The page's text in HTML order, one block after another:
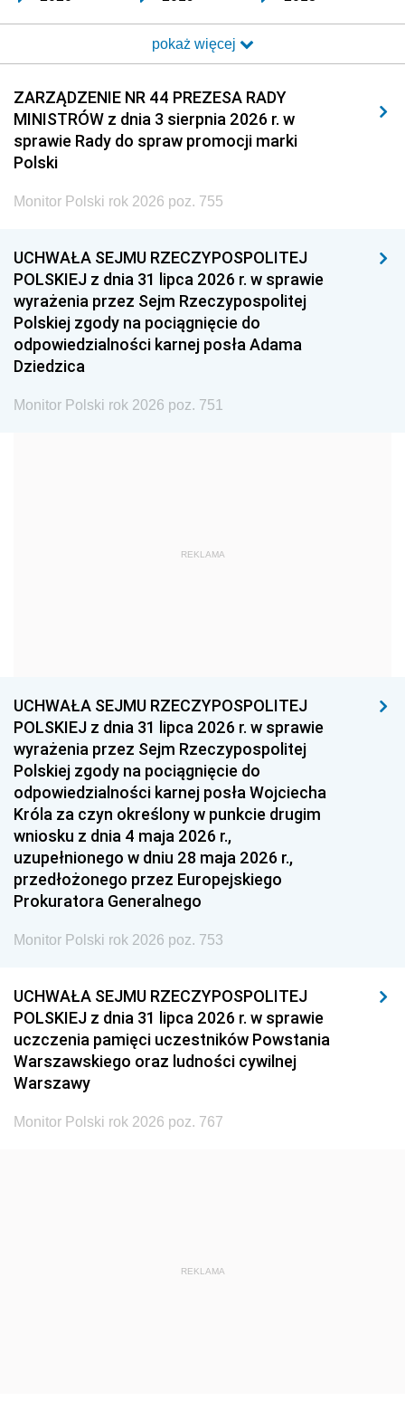
2017 2016 2015
2014 2013 2012
2011 2010 2009
2008 2007 2006
2005
1996 1995 1994
1993 1992 1991
1990 1989
1987 1986 1985
1968
1954 1953 1952
1951 1950 1949
1948 1947
1939 1938 1937
1936 1930
pokaż więcej
ZARZĄDZENIE NR 44 PREZESA RADY
MINISTRÓW z dnia 3 sierpnia 2026 r. w
sprawie Rady do spraw promocji marki
Polski
Monitor Polski rok 2026 poz. 755
UCHWAŁA SEJMU RZECZYPOSPOLITEJ
POLSKIEJ z dnia 31 lipca 2026 r. w sprawie
wyrażenia przez Sejm Rzeczypospolitej
Polskiej zgody na pociągnięcie do
odpowiedzialności karnej posła Adama
Dziedzica
Monitor Polski rok 2026 poz. 751
REKLAMA
UCHWAŁA SEJMU RZECZYPOSPOLITEJ
POLSKIEJ z dnia 31 lipca 2026 r. w sprawie
wyrażenia przez Sejm Rzeczypospolitej
Polskiej zgody na pociągnięcie do
odpowiedzialności karnej posła Wojciecha
Króla za czyn określony w punkcie drugim
wniosku z dnia 4 maja 2026 r.,
uzupełnionego w dniu 28 maja 2026 r.,
przedłożonego przez Europejskiego
Prokuratora Generalnego
Monitor Polski rok 2026 poz. 753
UCHWAŁA SEJMU RZECZYPOSPOLITEJ
POLSKIEJ z dnia 31 lipca 2026 r. w sprawie
uczczenia pamięci uczestników Powstania
Warszawskiego oraz ludności cywilnej
Warszawy
Monitor Polski rok 2026 poz. 767
REKLAMA